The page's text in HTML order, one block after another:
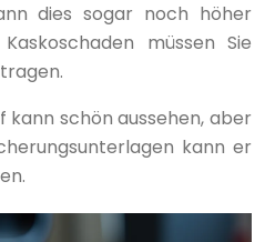
dies sogar noch höher
müssen Sie
kann schön aussehen, aber
kann er